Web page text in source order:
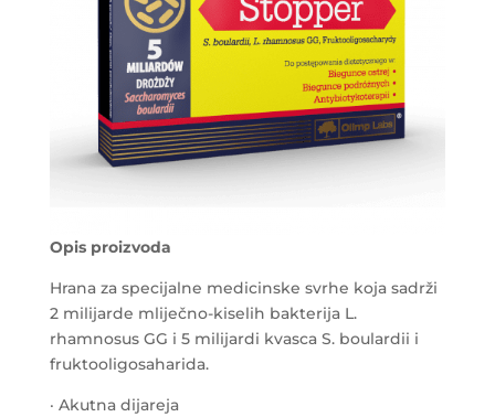
Opis proizvoda
Hrana za specijalne medicinske svrhe koja sadrži
2 milijarde mliječno-kiselih bakterija L.
rhamnosus GG i 5 milijardi kvasca S. boulardii i
fruktooligosaharida.
· Akutna dijareja